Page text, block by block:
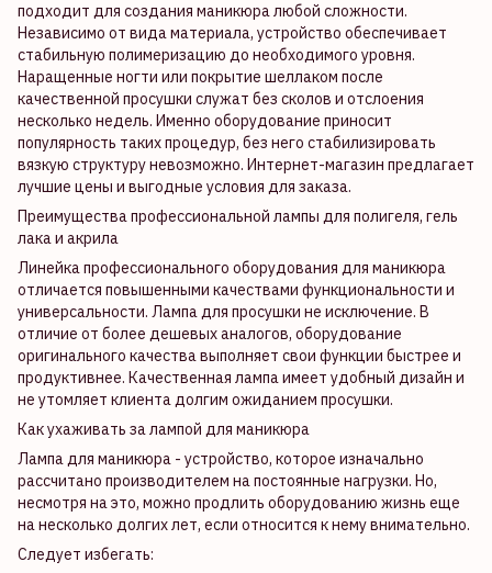
подходит для создания маникюра любой сложности.
Независимо от вида материала, устройство обеспечивает
стабильную полимеризацию до необходимого уровня.
Наращенные ногти или покрытие шеллаком после
качественной просушки служат без сколов и отслоения
несколько недель. Именно оборудование приносит
популярность таких процедур, без него стабилизировать
вязкую структуру невозможно. Интернет-магазин предлагает
лучшие цены и выгодные условия для заказа.
Преимущества профессиональной лампы для полигеля, гель
лака и акрила
Линейка профессионального оборудования для маникюра
отличается повышенными качествами функциональности и
универсальности. Лампа для просушки не исключение. В
отличие от более дешевых аналогов, оборудование
оригинального качества выполняет свои функции быстрее и
продуктивнее. Качественная лампа имеет удобный дизайн и
не утомляет клиента долгим ожиданием просушки.
Как ухаживать за лампой для маникюра
Лампа для маникюра - устройство, которое изначально
рассчитано производителем на постоянные нагрузки. Но,
несмотря на это, можно продлить оборудованию жизнь еще
на несколько долгих лет, если относится к нему внимательно.
Следует избегать: